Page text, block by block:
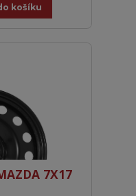
košíku
7X17